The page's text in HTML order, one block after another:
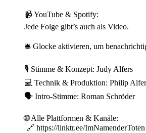
📹 YouTube & Spotify:
Jede Folge gibt’s auch als Video.
🛎️ Glocke aktivieren, um
🎙️ Stimme & Konzept: Judy Alfers
💻 Technik & Produktion: Philip
🗣️ Intro-Stimme: Roman Schröder
🌐 Alle Plattformen & Kanäle:
🔗 https://linktr.ee/ImNamenderToten